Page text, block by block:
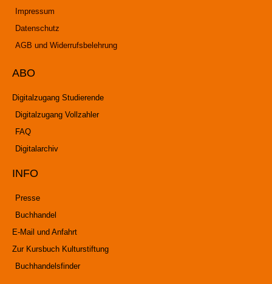
Impressum
Datenschutz
AGB und Widerrufsbelehrung
ABO
Digitalzugang Studierende
Digitalzugang Vollzahler
FAQ
Digitalarchiv
INFO
Presse
Buchhandel
E-Mail und Anfahrt
Zur Kursbuch Kulturstiftung
Buchhandelsfinder